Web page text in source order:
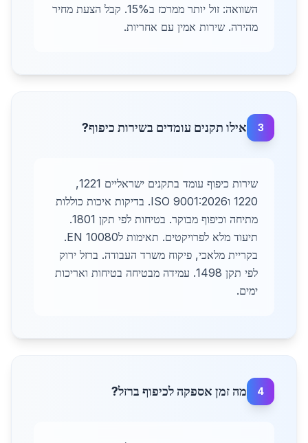
השוואה: זול יותר ממרכז ב15%. קבל הצעת מחיר
מהירה. שירות אמין עם אחריות.
3 אילו תקנים עומדים בשירות כיפוף?
שירות כיפוף עומד בתקנים ישראליים 1221,
1220 וISO 9001:2026. בדיקות איכות כוללות
מתיחה וכיפוף מבוקר. בטיחות לפי תקן 1801.
תיעוד מלא לפרויקטים. תאימות לEN 10080.
בקריית מלאכי, פיקוח משרד העבודה. ברזל ירוק
לפי תקן 1498. עמידה מבטיחה בטיחות ואריכות
ימים.
4 מה זמן אספקה לכיפוף ברזל?